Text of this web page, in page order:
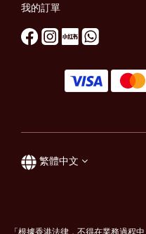
我的訂單
繁體中文
「根據香港法律，不得在業務過程